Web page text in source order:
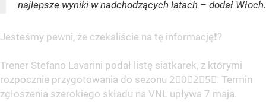
najlepsze wyniki w nadchodzących latach – dodał Włoch.
Jesteśmy pewni, że czekaliście na tę informację❗️?
Trener Stefano Lavarini podał listę siatkarek, z którymi
rozpocznie przygotowania do sezonu 2⃣0⃣2⃣5⃣. Termin
zgłoszenia szerokiego składu na VNL upływa 7 maja.